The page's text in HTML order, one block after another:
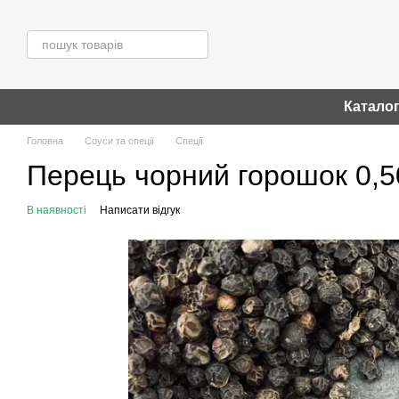
Каталог
Головна Соуси та спеції Спеції
Перець чорний горошок
В наявності Написати відгук